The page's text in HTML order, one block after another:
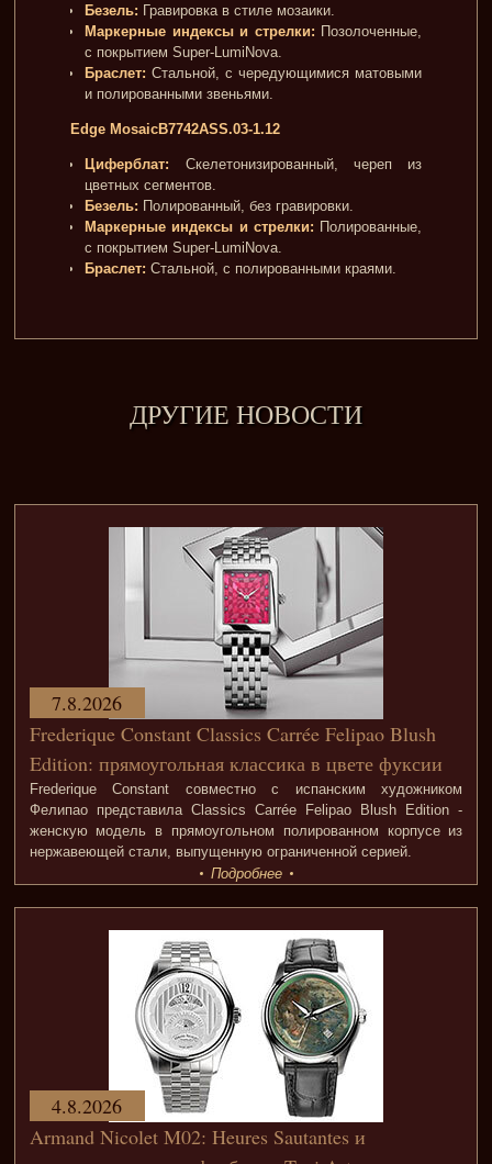
Безель: Гравировка в стиле мозаики.
Маркерные индексы и стрелки: Позолоченные,
с покрытием Super-LumiNova.
Браслет: Стальной, с чередующимися матовыми
и полированными звеньями.
Edge MosaicB7742ASS.03-1.12
Циферблат: Скелетонизированный, череп из
цветных сегментов.
Безель: Полированный, без гравировки.
Маркерные индексы и стрелки: Полированные,
с покрытием Super-LumiNova.
Браслет: Стальной, с полированными краями.
ДРУГИЕ НОВОСТИ
Frederique Constant Classics Carrée Felipao Blush
Edition: прямоугольная классика в цвете фуксии
Frederique Constant совместно с испанским художником
Фелипао представила Classics Carrée Felipao Blush Edition -
женскую модель в прямоугольном полированном корпусе из
нержавеющей стали, выпущенную ограниченной серией.
7.8.2026
Подробнее
Armand Nicolet M02: Heures Sautantes и
4.8.2026